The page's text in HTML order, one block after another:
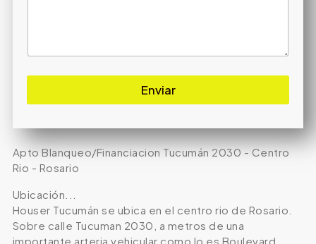
Enviar
Apto Blanqueo/Financiacion Tucumán 2030 - Centro
Rio - Rosario
Ubicación...
Houser Tucumán se ubica en el centro rio de Rosario.
Sobre calle Tucuman 2030, a metros de una
importante arteria vehicular como lo es Boulevard